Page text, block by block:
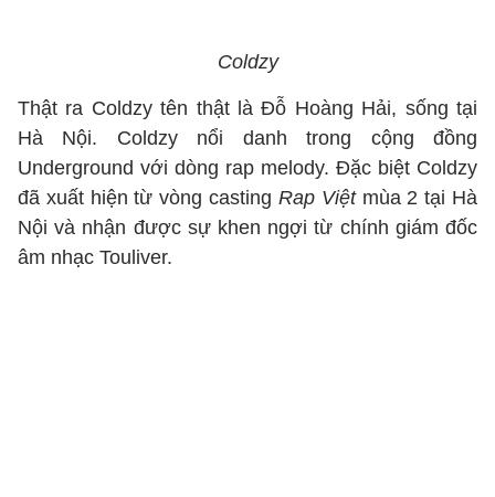
Coldzy
Thật ra Coldzy tên thật là Đỗ Hoàng Hải, sống tại
Hà Nội. Coldzy nổi danh trong cộng đồng
Underground với dòng rap melody. Đặc biệt Coldzy
đã xuất hiện từ vòng casting Rap Việt mùa 2 tại Hà
Nội và nhận được sự khen ngợi từ chính giám đốc
âm nhạc Touliver.